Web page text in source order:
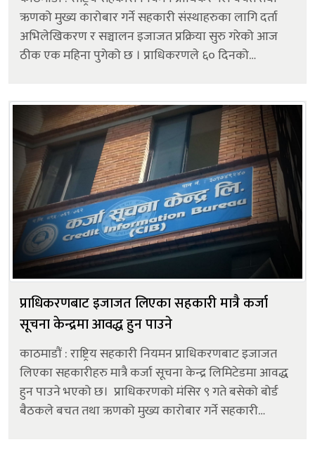
ऋणको मुख्य कारोबार गर्ने सहकारी संस्थाहरुका लागि दर्ता
अभिलेखिकरण र सञ्चालन इजाजत प्रक्रिया सुरु गरेको आज
ठीक एक महिना पुगेको छ । प्राधिकरणले ६० दिनको
प्राधिकरणबाट इजाजत लिएका सहकारी मात्रै कर्जा
सूचना केन्द्रमा आवद्ध हुन पाउने
काठमाडौं : राष्ट्रिय सहकारी नियमन प्राधिकरणबाट इजाजत
लिएका सहकारीहरु मात्रै कर्जा सूचना केन्द्र लिमिटेडमा आवद्ध
हुन पाउने भएको छ। प्राधिकरणको मंसिर ९ गते बसेको बोर्ड
बैठकले बचत तथा ऋणको मुख्य कारोबार गर्ने सहकारी